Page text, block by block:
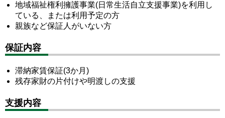
地域福祉権利擁護事業(日常生活自立支援事業)を利用し
ている、または利用予定の方
親族など保証人がいない方
保証内容
滞納家賃保証(3か月)
残存家財の片付けや明渡しの支援
支援内容